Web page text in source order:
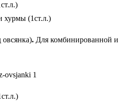
хурмы (1ст.л.)
. Для комбинированной и